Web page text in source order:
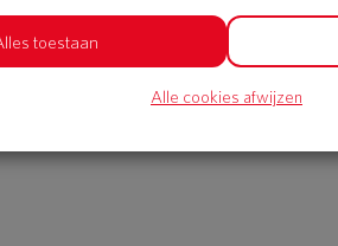
€ 1.052
Philips
Alles toestaan
Alle cookies afwijzen